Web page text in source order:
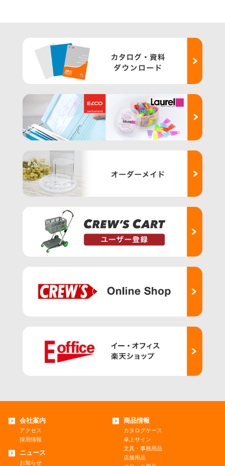
会社案内
アクセス
採用情報
ニュース
お知らせ
商品情報
カタログケース
卓上サイン
文具・事務用品
店舗用品